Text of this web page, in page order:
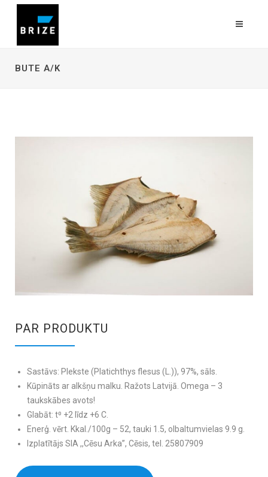
BUTE A/K
PAR PRODUKTU
Sastāvs: Plekste (Platichthys flesus (L.)), 97%, sāls.
Kūpināts ar alkšņu malku. Ražots Latvijā. Omega – 3
taukskābes avots!
Glabāt: t⁰ +2 līdz +6 C.
Enerģ. vērt. Kkal./100g – 52, tauki 1.5, olbaltumvielas 9.9 g.
Izplatītājs SIA ,,Cēsu Arka”, Cēsis, tel. 25807909